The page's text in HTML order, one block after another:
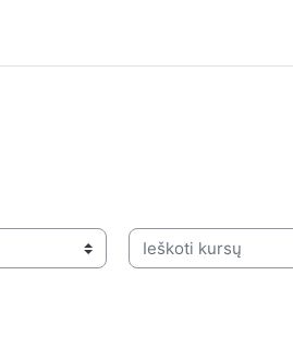
Ieškoti kursų